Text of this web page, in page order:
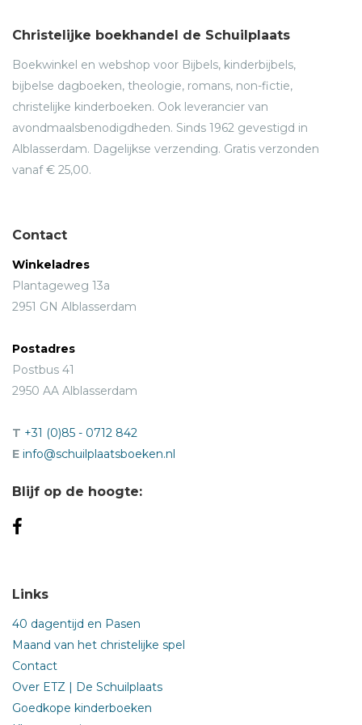
Christelijke boekhandel de Schuilplaats
Boekwinkel en webshop voor Bijbels, kinderbijbels,
bijbelse dagboeken, theologie, romans, non-fictie,
christelijke kinderboeken. Ook leverancier van
avondmaalsbenodigdheden. Sinds 1962 gevestigd in
Alblasserdam. Dagelijkse verzending. Gratis verzonden
vanaf € 25,00.
Contact
Winkeladres
Plantageweg 13a
2951 GN Alblasserdam
Postadres
Postbus 41
2950 AA Alblasserdam
T +31 (0)85 - 0712 842
E info@schuilplaatsboeken.nl
Blijf op de hoogte:
Links
40 dagentijd en Pasen
Maand van het christelijke spel
Contact
Over ETZ | De Schuilplaats
Goedkope kinderboeken